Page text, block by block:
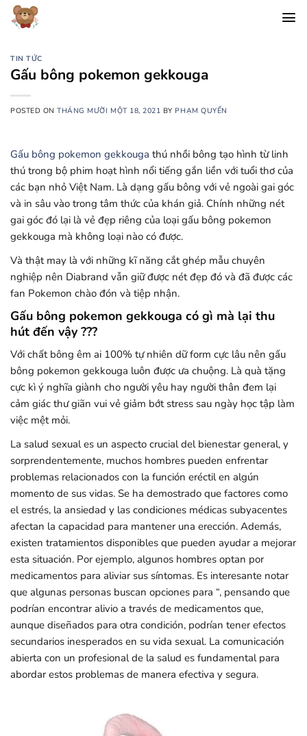
Chuyển
đến
dungTIN TỨC
Gấu bông pokemon gekkouga
POSTED ONTHÁNG MƯỜI MỘT 18, 2021 BY PHẠM QUYẾN
Gấu bông pokemon gekkouga thú nhồi bông tạo hình từ linh
thú trong bộ phim hoạt hình nổi tiếng gắn liền với tuổi thơ của
các bạn nhỏ Việt Nam. Là dạng gấu bông với vẻ ngoài gai góc
và in sâu vào trong tâm thức của khán giả. Chính những nét
gai góc đó lại là vẻ đẹp riêng của loại gấu bông pokemon
gekkouga mà không loại nào có được.
Và thật may là với những kĩ năng cắt ghép mẫu chuyên
nghiệp nên Diabrand vẫn giữ được nét đẹp đó và đã được các
fan Pokemon chào đón và tiệp nhận.
Gấu bông pokemon gekkouga có gì mà lại thu
hút đến vậy ???
Với chất bông êm ai 100% tự nhiên dữ form cực lâu nên gấu
bông pokemon gekkouga luôn được ưa chuộng. Là quà tặng
cực kì ý nghĩa giành cho người yêu hay người thân đem lại
cảm giác thư giãn vui vẻ giảm bớt stress sau ngày học tập làm
việc mệt mỏi.
La salud sexual es un aspecto crucial del bienestar general, y
sorprendentemente, muchos hombres pueden enfrentar
problemas relacionados con la función eréctil en algún
momento de sus vidas. Se ha demostrado que factores como
el estrés, la ansiedad y las condiciones médicas subyacentes
afectan la capacidad para mantener una erección. Además,
existen tratamientos disponibles que pueden ayudar a mejorar
esta situación. Por ejemplo, algunos hombres optan por
medicamentos para aliviar sus síntomas. Es interesante notar
que algunas personas buscan opciones para “, pensando que
podrían encontrar alivio a través de medicamentos que,
aunque diseñados para otra condición, podrían tener efectos
secundarios inesperados en su vida sexual. La comunicación
abierta con un profesional de la salud es fundamental para
abordar estos problemas de manera efectiva y segura.